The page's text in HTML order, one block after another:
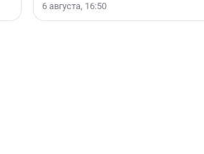
6 августа, 16:50